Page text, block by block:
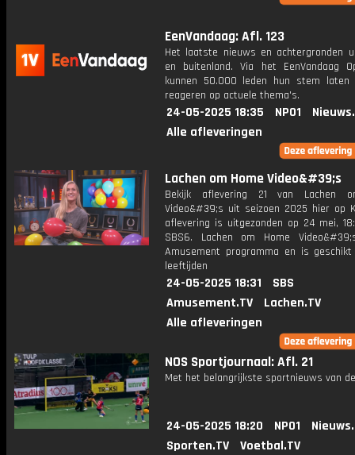
EenVandaag: Afl. 123
Het laatste nieuws en achtergronden
en buitenland. Via het EenVandaag
kunnen 50.000 leden hun stem laten
reageren op actuele thema's.
24-05-2025 18:35 NPO1
Alle afleveringen
Lachen om Home Video&#39;s
Bekijk aflevering 21 van Lachen
Video&#39;s uit seizoen 2025 hier op
aflevering is uitgezonden op 24 mei,
SBS6. Lachen om Home
Amusement programma en is
leeftijden
24-05-2025 18:31
SBS
Amusement.TV
Lachen.TV
Alle afleveringen
NOS Sportjournaal: Afl. 21
Met het belangrijkste sportnieuws van
24-05-2025 18:20 NPO1
Sporten.TV
Voetbal.TV